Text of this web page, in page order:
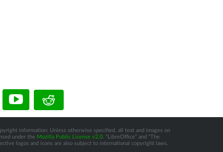
information: Unless otherwise specified, all text and images on
under the Mozilla Public License v2.0. “LibreOffice” and “The
logos and icons are also subject to international copyright laws.